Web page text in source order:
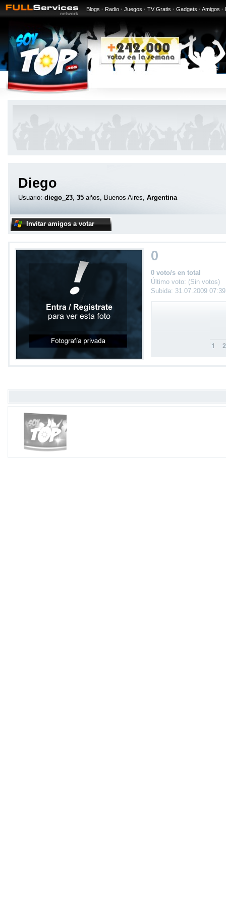
Blogs · Radio · Juegos · TV Gratis · Gadgets · Amigos ·
Diego
Usuario: diego_23, 35 años, Buenos Aires, Argentina
Invitar amigos a votar
0
0 voto/s en total
Último voto: (Sin votos)
Subida: 31.07.2009